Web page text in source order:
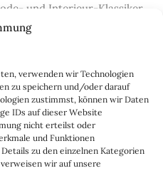
verwenden wir Technologien
zu speichern und/oder darauf
zustimmst, können wir Daten
IDs auf dieser Website
nicht erteilst oder
und Funktionen
zu den einzelnen Kategorien
wir auf unsere
und Interieur-Klassiker
und unter guten
– gerne „Made in
feine Firmen, denen wir
bieten, sowie
bisschen schöner machen.
großen Wert auf den
Leserinnen – über die
Frage, dieLove-List